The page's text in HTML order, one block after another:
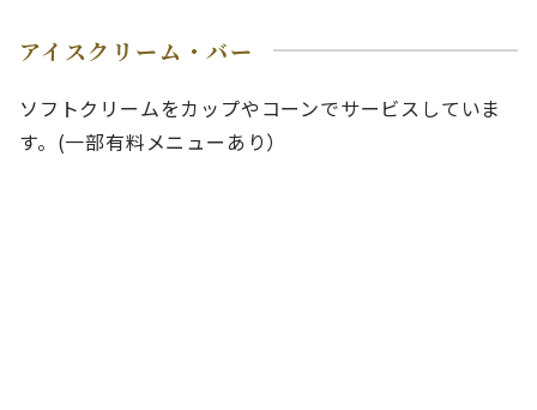
アイスクリーム・バー
ソフトクリームをカップやコーンでサービスしていま
す。(一部有料メニューあり）